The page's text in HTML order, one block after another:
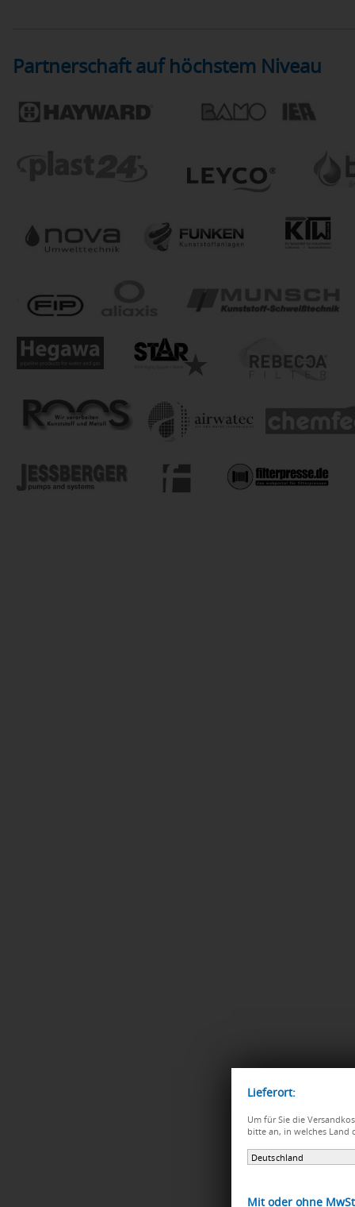
Partnerschaft auf höchstem Niveau